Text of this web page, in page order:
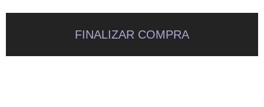
FINALIZAR COMPRA